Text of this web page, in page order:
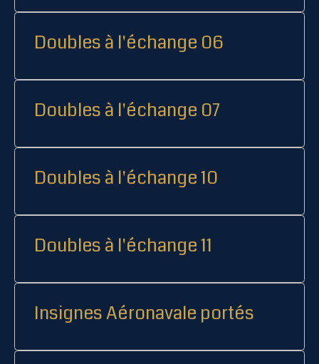
Doubles à l'échange 06
Doubles à l'échange 07
Doubles à l'échange 10
Doubles à l'échange 11
Insignes Aéronavale portés